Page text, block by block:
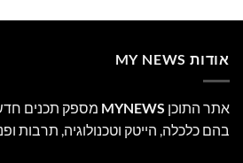
אודות MY NEWS
אתר התוכן MYNEWS מספק תכנים
בהם כלכלה, הייטק וטכנולוגיה, תרבות